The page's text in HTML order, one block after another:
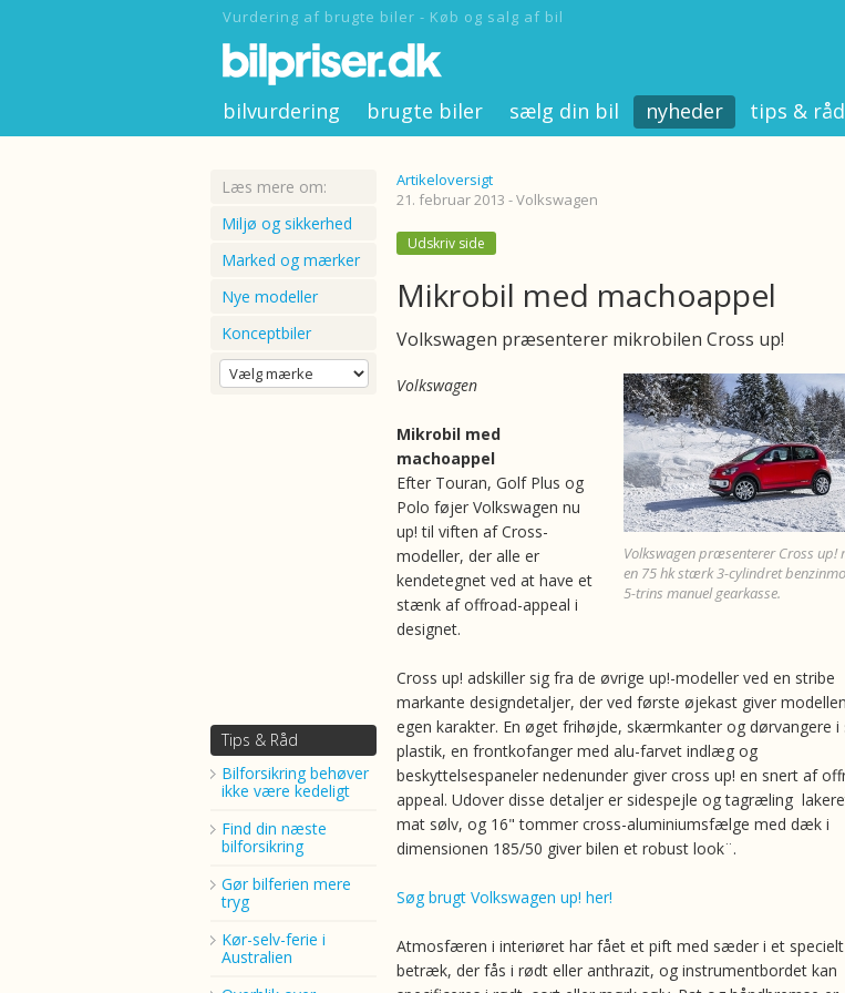
Vurdering af brugte biler - Køb og salg af bil
bilvurdering brugte biler sælg din bil nyheder tips & råd
Læs mere om:
Miljø og sikkerhed
Marked og mærker
Nye modeller
Konceptbiler
Tips & Råd
Bilforsikring behøver
ikke være kedeligt
Find din næste
bilforsikring
Gør bilferien mere
tryg
Kør-selv-ferie i
Australien
Artikeloversigt
21. februar 2013 - Volkswagen
Udskriv side
Mikrobil med machoappel
Volkswagen præsenterer mikrobilen Cross up!
Volkswagen præsenterer Cross up!
en 75 hk stærk 3-cylindret
5-trins manuel gearkasse.
Volkswagen
Mikrobil med
machoappel
Efter Touran, Golf Plus og
Polo føjer Volkswagen nu
up! til viften af Cross-
modeller, der alle er
kendetegnet ved at have et
stænk af offroad-appeal i
designet.
Cross up! adskiller sig fra de øvrige up!-modeller ved en stribe
markante designdetaljer, der ved første øjekast giver
egen karakter. En øget frihøjde, skærmkanter og dørvangere i
plastik, en frontkofanger med alu-farvet indlæg og
beskyttelsespaneler nedenunder giver cross up! en snert af
appeal. Udover disse detaljer er sidespejle og tagræling
mat sølv, og 16" tommer cross-aluminiumsfælge med dæk i
dimensionen 185/50 giver bilen et robust look¨.
Søg brugt Volkswagen up! her!
Atmosfæren i interiøret har fået et pift med sæder i et specielt
betræk, der fås i rødt eller anthrazit, og instrumentbordet kan